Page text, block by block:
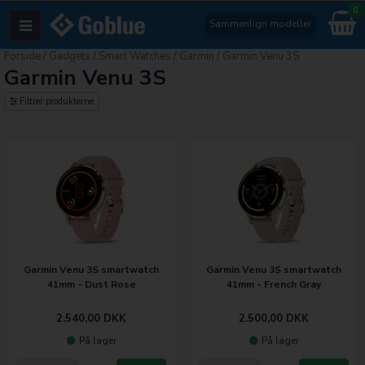
Sammenlign modeller
0
Forside Gadgets Smart Watches Garmin Garmin Venu 3S
Garmin Venu 3S
Filtrer produkterne
Garmin Venu 3S smartwatch
41mm - Dust Rose
2.540,00 DKK
På lager
Garmin Venu 3S smartwatch
41mm - French Gray
2.500,00 DKK
På lager